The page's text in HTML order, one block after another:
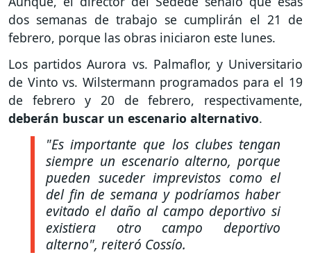
dos semanas de trabajo se cumplirán el 21 de
febrero, porque las obras iniciaron este lunes.
Los partidos Aurora vs. Palmaflor, y Universitario
de Vinto vs. Wilstermann programados para el 19
de febrero y 20 de febrero, respectivamente,
deberán buscar un escenario alternativo.
"Es importante que los clubes tengan
siempre un escenario alterno, porque
pueden suceder imprevistos como el
del fin de semana y podríamos haber
evitado el daño al campo deportivo si
existiera otro campo deportivo
alterno", reiteró Cossío.